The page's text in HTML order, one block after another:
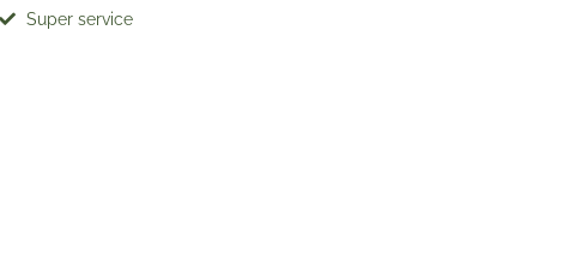
Super service